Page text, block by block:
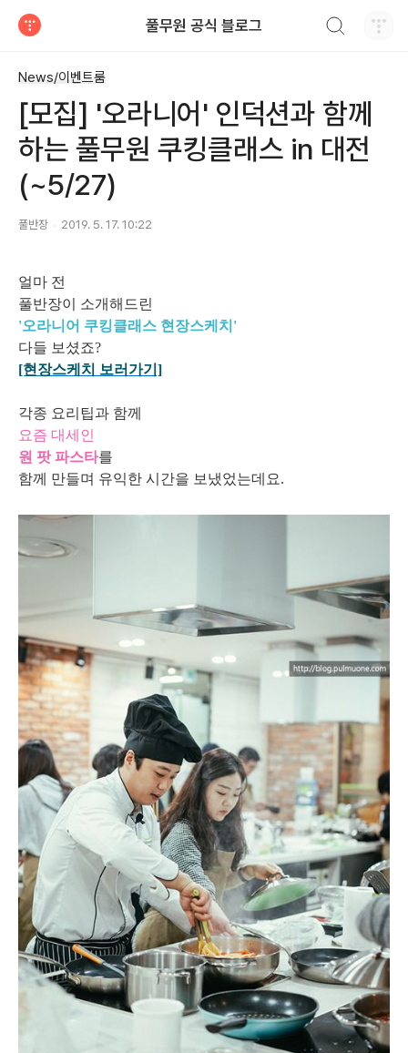
풀무원 공식 블로그
News/이벤트룸
[모집] '오라니어' 인덕션과 함께
하는 풀무원 쿠킹클래스 in 대전
(~5/27)
풀반장 2019. 5. 17. 10:22
얼마 전
풀반장이 소개해드린
'오라니어 쿠킹클래스 현장스케치'
다들 보셨죠?
[현장스케치 보러가기]
각종 요리팁과 함께
요즘 대세인
원 팟 파스타를
함께 만들며 유익한 시간을 보냈었는데요.